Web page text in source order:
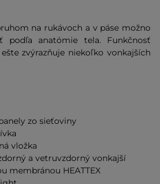
na rukávoch a v páse možno
podľa anatómie tela. Funkčnosť
ešte zvýrazňuje niekoľko vonkajších
zo sieťoviny
vložka
a vetruvzdorný vonkajší
membránou HEATTEX